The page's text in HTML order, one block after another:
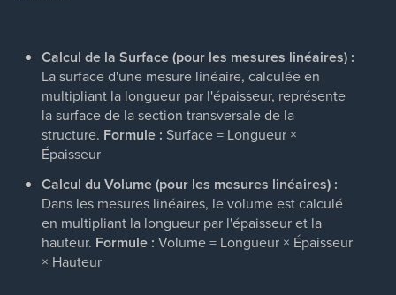
Calcul de la Surface (pour les mesures linéaires) :
La surface d'une mesure linéaire, calculée en
multipliant la longueur par l'épaisseur, représente
la surface de la section transversale de la
structure. Formule : Surface = Longueur ×
Épaisseur
Calcul du Volume (pour les mesures linéaires) :
Dans les mesures linéaires, le volume est calculé
en multipliant la longueur par l'épaisseur et la
hauteur. Formule : Volume = Longueur × Épaisseur
× Hauteur